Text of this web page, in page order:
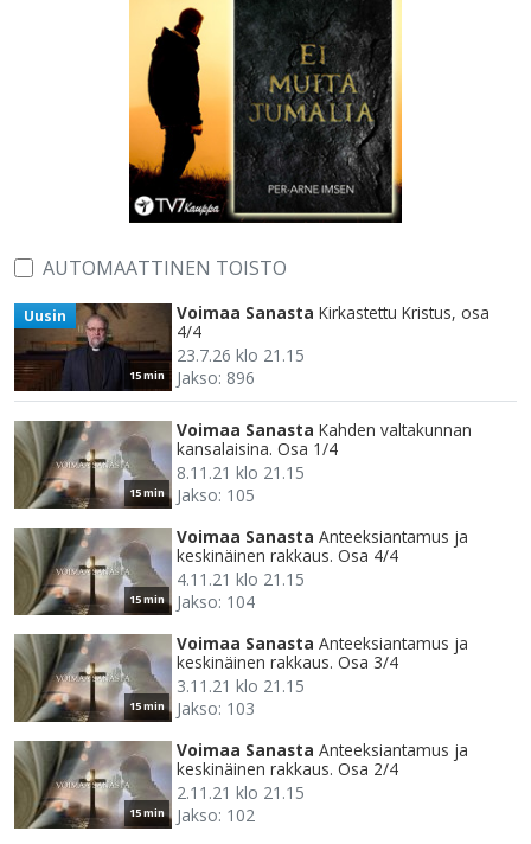
AUTOMAATTINEN TOISTO
15 min
Uusin Voimaa Sanasta Kirkastettu Kristus, osa
4/4
23.7.26 klo 21.15
Jakso: 896
15 min
Voimaa Sanasta Kahden valtakunnan
kansalaisina. Osa 1/4
8.11.21 klo 21.15
Jakso: 105
15 min
Voimaa Sanasta Anteeksiantamus ja
keskinäinen rakkaus. Osa 4/4
4.11.21 klo 21.15
Jakso: 104
15 min
Voimaa Sanasta Anteeksiantamus ja
keskinäinen rakkaus. Osa 3/4
3.11.21 klo 21.15
Jakso: 103
15 min
Voimaa Sanasta Anteeksiantamus ja
keskinäinen rakkaus. Osa 2/4
2.11.21 klo 21.15
Jakso: 102